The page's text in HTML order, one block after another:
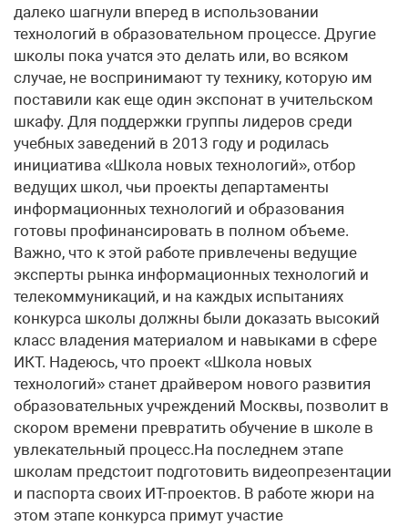
далеко шагнули вперед в использовании
технологий в образовательном процессе. Другие
школы пока учатся это делать или, во всяком
случае, не воспринимают ту технику, которую им
поставили как еще один экспонат в учительском
шкафу. Для поддержки группы лидеров среди
учебных заведений в 2013 году и родилась
инициатива «Школа новых технологий», отбор
ведущих школ, чьи проекты департаменты
информационных технологий и образования
готовы профинансировать в полном объеме.
Важно, что к этой работе привлечены ведущие
эксперты рынка информационных технологий и
телекоммуникаций, и на каждых испытаниях
конкурса школы должны были доказать высокий
класс владения материалом и навыками в сфере
ИКТ. Надеюсь, что проект «Школа новых
технологий» станет драйвером нового развития
образовательных учреждений Москвы, позволит в
скором времени превратить обучение в школе в
увлекательный процесс.На последнем этапе
школам предстоит подготовить видеопрезентации
и паспорта своих ИТ-проектов. В работе жюри на
этом этапе конкурса примут участие